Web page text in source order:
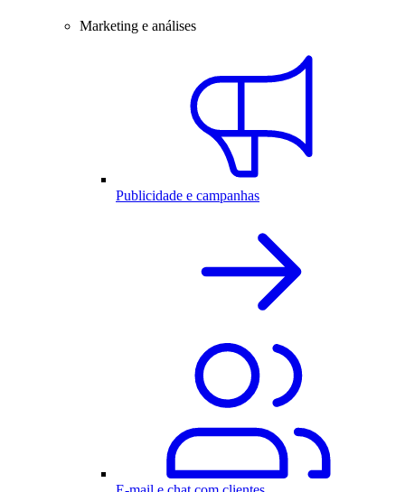
Marketing e análises
Publicidade e campanhas